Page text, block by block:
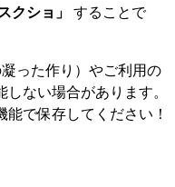
クショ」 することで
った作り）やご利用の
ない場合があります。
で保存してください！